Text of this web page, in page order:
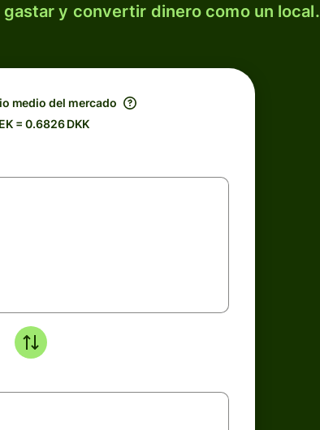
y convertir dinero como un local.
medio del mercado
= 0.6826 DKK